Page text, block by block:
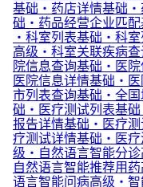
基础·药店详情基础·
础·药品经营企业匹配
·科室列表基础·科室
高级·科室关联疾病查
院信息查询基础·医院
医院信息详情基础·医
市列表查询基础·全国
础·医疗测试列表基
报告详情基础·医疗测
疗测试详情基础·医疗
级·自然语言智能分诊
自然语言智能推荐用药
语言智能问病高级·智